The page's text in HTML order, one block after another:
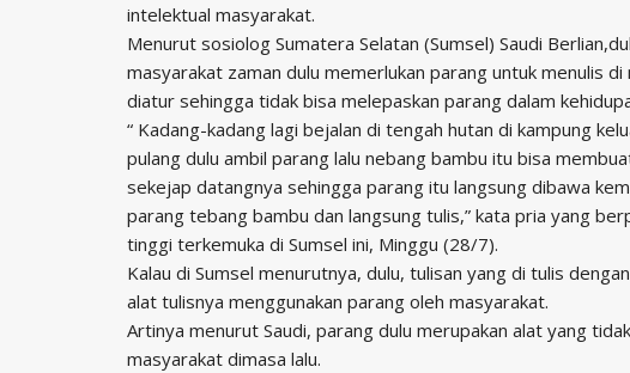
intelektual masyarakat.
Menurut sosiolog Sumatera Selatan (Sumsel) Saudi
masyarakat zaman dulu memerlukan parang untuk menulis
diatur sehingga tidak bisa melepaskan parang dalam
“ Kadang-kadang lagi bejalan di tengah hutan di kampung
pulang dulu ambil parang lalu nebang bambu itu bisa
sekejap datangnya sehingga parang itu langsung dibawa
parang tebang bambu dan langsung tulis,” kata pria yang
tinggi terkemuka di Sumsel ini, Minggu (28/7).
Kalau di Sumsel menurutnya, dulu, tulisan yang di tulis
alat tulisnya menggunakan parang oleh masyarakat.
Artinya menurut Saudi, parang dulu merupakan alat yang
masyarakat dimasa lalu.